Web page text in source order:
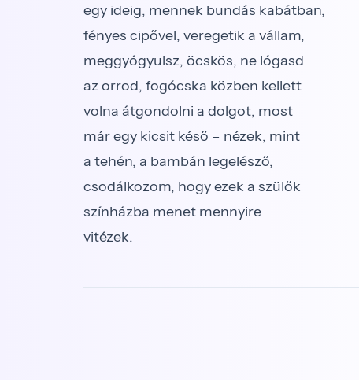
egy ideig, mennek bundás kabátban,
fényes cipővel, veregetik a vállam,
meggyógyulsz, öcskös, ne lógasd
az orrod, fogócska közben kellett
volna átgondolni a dolgot, most
már egy kicsit késő – nézek, mint
a tehén, a bambán legelésző,
csodálkozom, hogy ezek a szülők
színházba menet mennyire
vitézek.